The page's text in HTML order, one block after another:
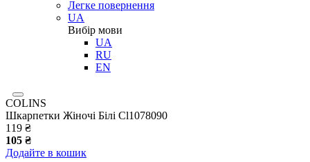
Легке повернення
UA
Вибір мови
UA
RU
EN
COLINS
Шкарпетки Жіночі Білі Cl1078090
119 ₴
105 ₴
Додайте в кошик